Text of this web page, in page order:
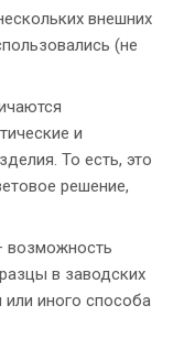
внешних
(не
и
То есть, это
решение,
возможность
в заводских
иного способа